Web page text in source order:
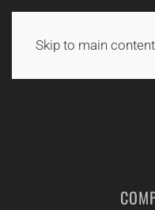
Skip to main content